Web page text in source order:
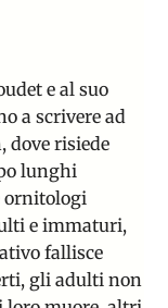
e al suo
a scrivere ad
dove risiede
lunghi
ornitologi
e immaturi,
fallisce
gli adulti non